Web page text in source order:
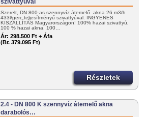
szivattyúval
Szerelt, DN 800-as szennyvíz átemelő akna 26 m3/h
433l/perc teljesítményű szivattyúval. INGYENES
KISZÁLLÍTÁS Magyarországon! 100% hazai szivattyú,
100 % hazai akna, 100…
Ár: 298.500 Ft + Áfa
(Br. 379.095 Ft)
Részletek
2.4 - DN 800 K szennyvíz átemelő akna
darabolós…